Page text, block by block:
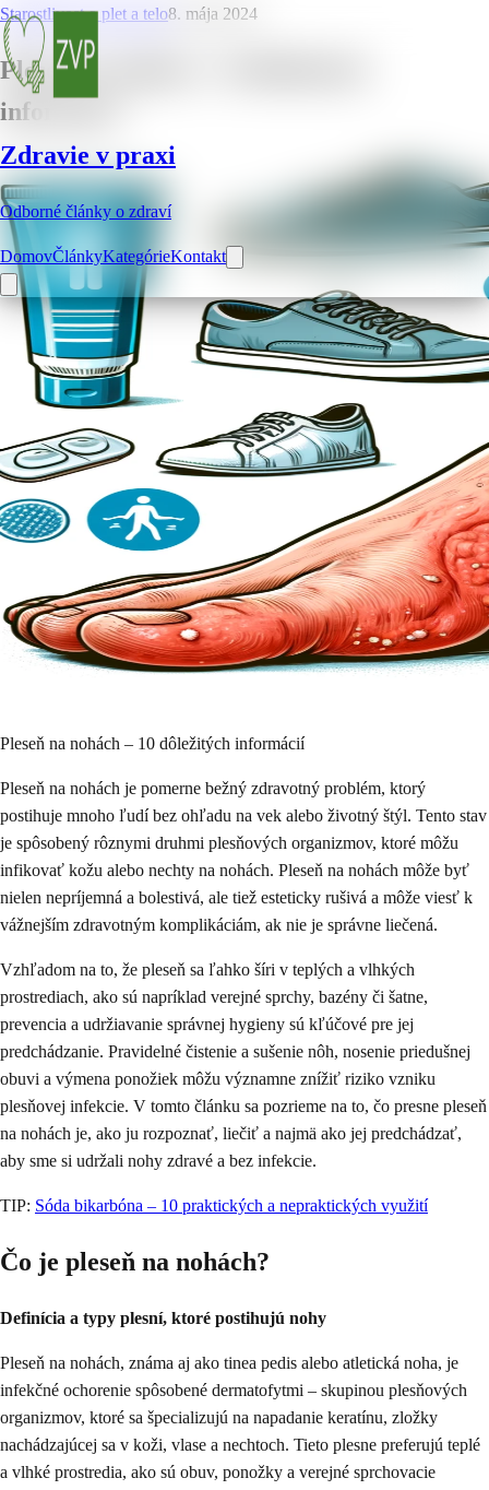
Zdravie v praxi
Odborné články o zdraví
DomovČlánkyKategórieKontakt
Starostlivost o plet a telo8. mája 2024
Pleseň na nohách – 10 dôležitých
informácií
Pleseň na nohách – 10 dôležitých informácií
Pleseň na nohách je pomerne bežný zdravotný problém, ktorý
postihuje mnoho ľudí bez ohľadu na vek alebo životný štýl. Tento stav
je spôsobený rôznymi druhmi plesňových organizmov, ktoré môžu
infikovať kožu alebo nechty na nohách. Pleseň na nohách môže byť
nielen nepríjemná a bolestivá, ale tiež esteticky rušivá a môže viesť k
vážnejším zdravotným komplikáciám, ak nie je správne liečená.
Vzhľadom na to, že pleseň sa ľahko šíri v teplých a vlhkých
prostrediach, ako sú napríklad verejné sprchy, bazény či šatne,
prevencia a udržiavanie správnej hygieny sú kľúčové pre jej
predchádzanie. Pravidelné čistenie a sušenie nôh, nosenie priedušnej
obuvi a výmena ponožiek môžu významne znížiť riziko vzniku
plesňovej infekcie. V tomto článku sa pozrieme na to, čo presne pleseň
na nohách je, ako ju rozpoznať, liečiť a najmä ako jej predchádzať,
aby sme si udržali nohy zdravé a bez infekcie.
TIP: Sóda bikarbóna – 10 praktických a nepraktických využití
Čo je pleseň na nohách?
Definícia a typy plesní, ktoré postihujú nohy
Pleseň na nohách, známa aj ako tinea pedis alebo atletická noha, je
infekčné ochorenie spôsobené dermatofytmi – skupinou plesňových
organizmov, ktoré sa špecializujú na napadanie keratínu, zložky
nachádzajúcej sa v koži, vlase a nechtoch. Tieto plesne preferujú teplé
a vlhké prostredia, ako sú obuv, ponožky a verejné sprchovacie